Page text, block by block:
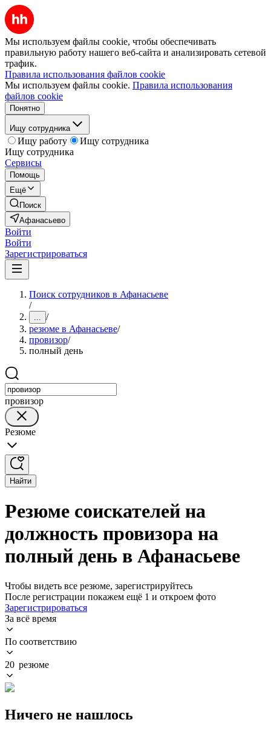
Мы используем файлы cookie, чтобы обеспечивать
правильную работу нашего веб-сайта и анализировать сетевой
трафик.
Правила использования файлов cookie
Мы используем файлы cookie. Правила использования
файлов cookie
Понятно
Ищу сотрудника
Ищу работу
Ищу сотрудника
Ищу сотрудника
Сервисы
Помощь
Ещё
Поиск
Афанасьево
Войти
Войти
Зарегистрироваться
Поиск сотрудников в Афанасьеве
/
... /
резюме в Афанасьеве/
провизор/
полный день
провизор
Резюме
Найти
Резюме соискателей на
должность провизора на
полный день в Афанасьеве
Чтобы видеть все резюме, зарегистрируйтесь
После регистрации покажем ещё 1 и откроем фото
Зарегистрироваться
За всё время
По соответствию
20 резюме
Ничего не нашлось